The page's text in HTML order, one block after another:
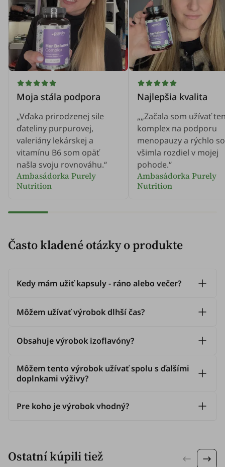
Moja stála podpora
„Vďaka prirodzenej sile
ďateliny purpurovej,
valeriány lekárskej a
vitamínu B6 som opäť
našla svoju rovnováhu.“
Ambasádorka Purely
Nutrition
Najlepšia kvalita
„„Začala som užívať
komplex na podporu
menopauzy a rýchlo
všimla rozdiel v mojej
pohode.“
Ambasádorka Purely
Nutrition
Často kladené otázky o produkte
Kedy mám užiť kapsuly - ráno alebo večer?
Môžem užívať výrobok dlhší čas?
Obsahuje výrobok izoflavóny?
Môžem tento výrobok užívať spolu s ďalšími
doplnkami výživy?
Pre koho je výrobok vhodný?
Ostatní kúpili tiež